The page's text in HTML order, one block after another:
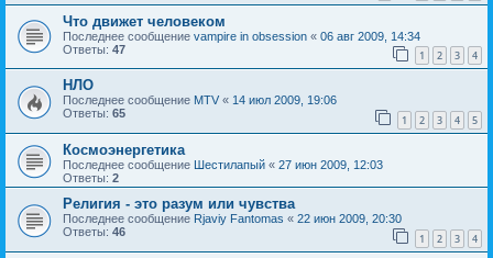
Что движет человеком
Последнее сообщение vampire in obsession « 06 авг 2009, 14:34
Ответы: 47 1 2 3 4
НЛО
Последнее сообщение MTV « 14 июл 2009, 19:06
Ответы: 65 1 2 3 4 5
Космоэнергетика
Последнее сообщение Шестилапый « 27 июн 2009, 12:03
Ответы: 2
Религия - это разум или чувства
Последнее сообщение Rjaviy Fantomas « 22 июн 2009, 20:30
Ответы: 46 1 2 3 4